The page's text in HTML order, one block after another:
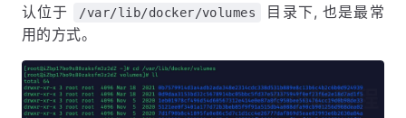
认位于
/var/lib/docker/volumes
目录下, 也是最常
用的方式。